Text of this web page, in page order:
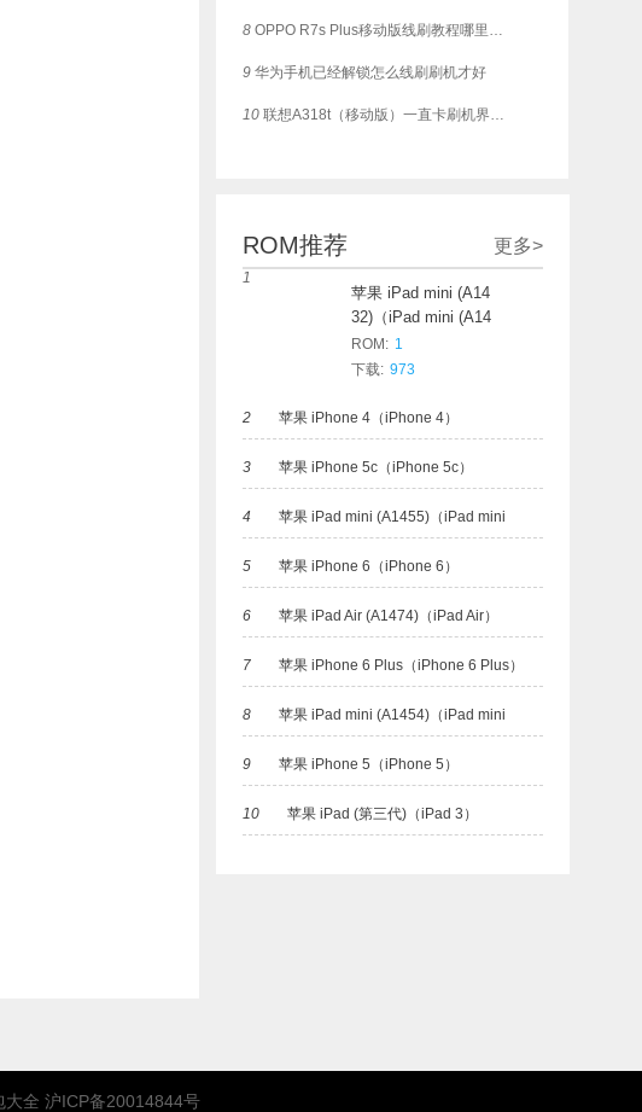
8OPPO R7s Plus移动版线刷教程哪里有？可一键救砖
9华为手机已经解锁怎么线刷刷机才好
10联想A318t（移动版）一直卡刷机界面，这个如何刷？
ROM推荐 更多>
1
苹果 iPad mini (A14
32)（iPad mini (A14
32)）
ROM: 1
下载: 973
2 苹果 iPhone 4（iPhone 4）
3 苹果 iPhone 5c（iPhone 5c）
4 苹果 iPad mini (A1455)（iPad mini
(A1455)）
5 苹果 iPhone 6（iPhone 6）
6 苹果 iPad Air (A1474)（iPad Air）
7 苹果 iPhone 6 Plus（iPhone 6 Plus）
8 苹果 iPad mini (A1454)（iPad mini
(A1454)）
9 苹果 iPhone 5（iPhone 5）
10 苹果 iPad (第三代)（iPad 3）
大全 沪ICP备20014844号